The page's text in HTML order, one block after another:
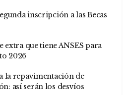
inscripción a las Becas
extra que tiene ANSES para
2026
la repavimentación de
así serán los desvíos